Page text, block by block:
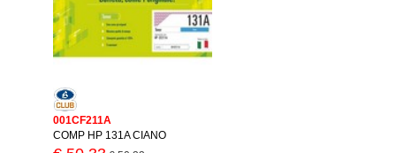
001CF211A
COMP HP 131A CIANO